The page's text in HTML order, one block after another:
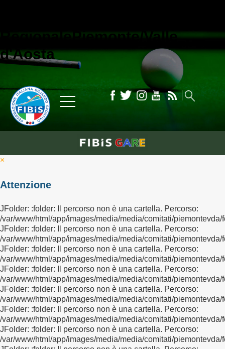
RegionalePiemonte/Valle
d'Aosta
×
Attenzione
JFolder: :folder: Il percorso non è una cartella. Percorso:
/var/www/html/app/images/media/media/comitati/piemontevda/
JFolder: :folder: Il percorso non è una cartella. Percorso:
/var/www/html/app/images/media/media/comitati/piemontevda/
JFolder: :folder: Il percorso non è una cartella. Percorso:
/var/www/html/app/images/media/media/comitati/piemontevda/
JFolder: :folder: Il percorso non è una cartella. Percorso:
/var/www/html/app/images/media/media/comitati/piemontevda/
JFolder: :folder: Il percorso non è una cartella. Percorso:
/var/www/html/app/images/media/media/comitati/piemontevda/
JFolder: :folder: Il percorso non è una cartella. Percorso:
/var/www/html/app/images/media/media/comitati/piemontevda/
JFolder: :folder: Il percorso non è una cartella. Percorso:
/var/www/html/app/images/media/media/comitati/piemontevda/